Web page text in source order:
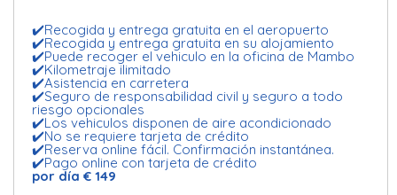
✔️Recogida y entrega gratuita en el aeropuerto
✔️Recogida y entrega gratuita en su alojamiento
✔️Puede recoger el vehiculo en la oficina de Mambo
✔️Kilometraje ilimitado
✔️Asistencia en carretera
✔️Seguro de responsabilidad civil y seguro a todo
riesgo opcionales
✔️Los vehiculos disponen de aire acondicionado
✔️No se requiere tarjeta de crédito
✔️Reserva online fácil. Confirmación instantánea.
✔️Pago online con tarjeta de crédito
por día € 149